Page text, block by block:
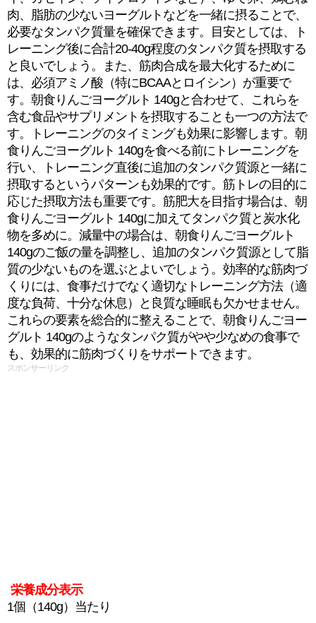
肉、脂肪の少ないヨーグルトなどを一緒に摂ることで、
必要なタンパク質量を確保できます。目安としては、ト
レーニング後に合計20-40g程度のタンパク質を摂取する
と良いでしょう。また、筋肉合成を最大化するために
は、必須アミノ酸（特にBCAAとロイシン）が重要で
す。朝食りんごヨーグルト 140gと合わせて、これらを
含む食品やサプリメントを摂取することも一つの方法で
す。トレーニングのタイミングも効果に影響します。朝
食りんごヨーグルト 140gを食べる前にトレーニングを
行い、トレーニング直後に追加のタンパク質源と一緒に
摂取するというパターンも効果的です。筋トレの目的に
応じた摂取方法も重要です。筋肥大を目指す場合は、朝
食りんごヨーグルト 140gに加えてタンパク質と炭水化
物を多めに。減量中の場合は、朝食りんごヨーグルト
140gのご飯の量を調整し、追加のタンパク質源として脂
質の少ないものを選ぶとよいでしょう。効率的な筋肉づ
くりには、食事だけでなく適切なトレーニング方法（適
度な負荷、十分な休息）と良質な睡眠も欠かせません。
これらの要素を総合的に整えることで、朝食りんごヨー
グルト 140gのようなタンパク質がやや少なめの食事で
も、効果的に筋肉づくりをサポートできます。
スポンサーリンク
栄養成分表示
1個（140g）当たり